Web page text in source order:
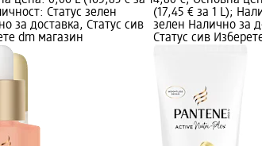
Статус зелен
за доставка, Статус сив
dm магазин
(17,45 € за 1 L);
зелен Налично за
Статус сив